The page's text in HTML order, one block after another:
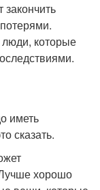
люди, которые
иметь
сказать.
хорошо